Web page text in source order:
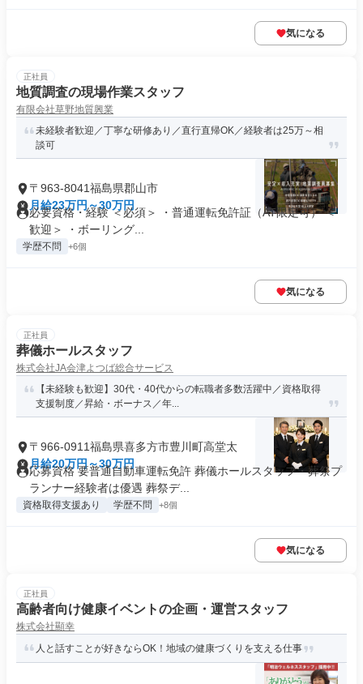
気になる
正社員
地質調査の現場作業スタッフ
有限会社草野地質興業
未経験者歓迎／丁寧な研修あり／直行直帰OK／経験者は25万～相
談可
〒963-8041福島県郡山市
月給23万円～30万円
必要資格・経験 ＜必須＞ ・普通運転免許証（AT限定可） ＜
歓迎＞ ・ボーリング...
学歴不問 +6個
気になる
正社員
葬儀ホールスタッフ
株式会社JA会津よつば総合サービス
【未経験も歓迎】30代・40代からの転職者多数活躍中／資格取得
支援制度／昇給・ボーナス／年...
〒966-0911福島県喜多方市豊川町高堂太
月給20万円～30万円
応募資格 要普通自動車運転免許 葬儀ホールスタッフ・葬祭プ
ランナー経験者は優遇 葬祭デ...
資格取得支援あり 学歴不問 +8個
気になる
正社員
高齢者向け健康イベントの企画・運営スタッフ
株式会社顯幸
人と話すことが好きならOK！地域の健康づくりを支える仕事